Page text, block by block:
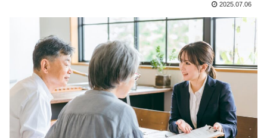
2025.07.06